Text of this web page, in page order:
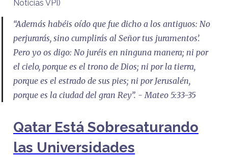
Noticias VPI)
“Además habéis oído que fue dicho a los antiguos: No
perjurarás, sino cumplirás al Señor tus juramentos’.
Pero yo os digo: No juréis en ninguna manera; ni por
el cielo, porque es el trono de Dios; ni por la tierra,
porque es el estrado de sus pies; ni por Jerusalén,
porque es la ciudad del gran Rey”. - Mateo 5:33-35
Qatar Está Sobresaturando
las Universidades